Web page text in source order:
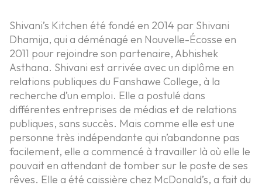
Shivani’s Kitchen été fondé en 2014 par Shivani
Dhamija, qui a déménagé en Nouvelle-Écosse en
2011 pour rejoindre son partenaire, Abhishek
Asthana. Shivani est arrivée avec un diplôme en
relations publiques du Fanshawe College, à la
recherche d’un emploi. Elle a postulé dans
différentes entreprises de médias et de relations
publiques, sans succès. Mais comme elle est une
personne très indépendante qui n’abandonne pas
facilement, elle a commencé à travailler là où elle le
pouvait en attendant de tomber sur le poste de ses
rêves. Elle a été caissière chez McDonald’s, a fait du